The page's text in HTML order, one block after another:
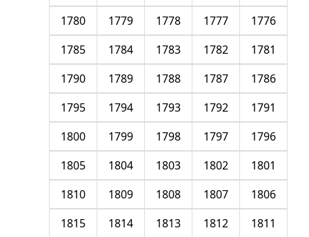
1776
1777
1778
1779
1780
1781
1782
1783
1784
1785
1786
1787
1788
1789
1790
1791
1792
1793
1794
1795
1796
1797
1798
1799
1800
1801
1802
1803
1804
1805
1806
1807
1808
1809
1810
1811
1812
1813
1814
1815